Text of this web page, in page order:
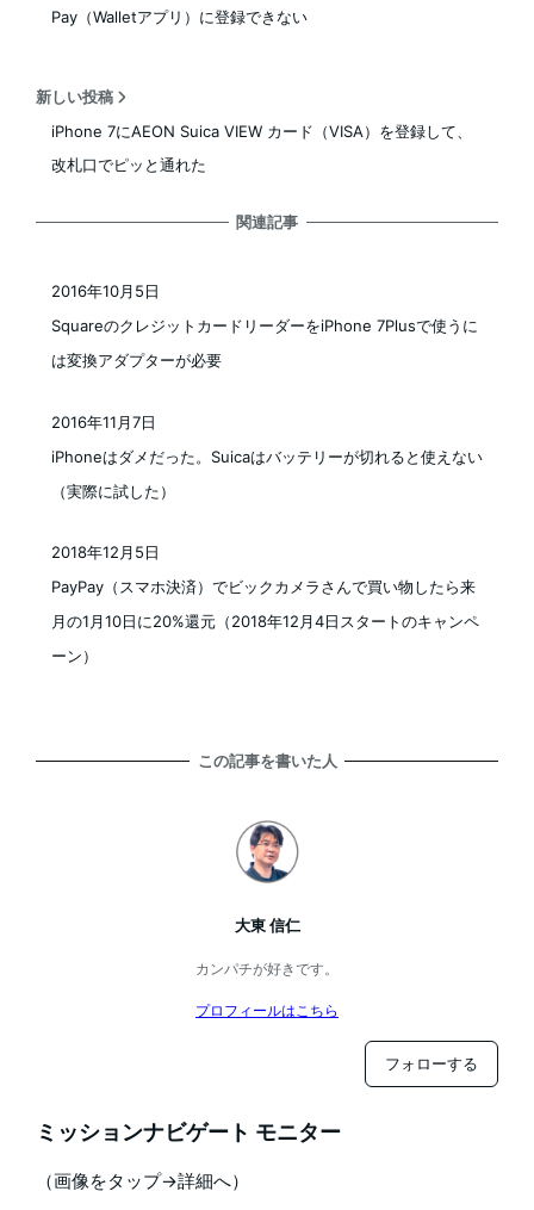
Pay（Walletアプリ）に登録できない
新しい投稿
iPhone 7にAEON Suica VIEW カード（VISA）を登録して、
改札口でピッと通れた
関連記事
SquareのクレジットカードリーダーをiPhone 7Plusで使うに
は変換アダプターが必要
2016年10月5日
iPhoneはダメだった。Suicaはバッテリーが切れると使えない
（実際に試した）
投稿日
2016年11月7日
PayPay（スマホ決済）でビックカメラさんで買い物したら来
月の1月10日に20%還元（2018年12月4日スタートのキャンペ
ーン）
2018年12月5日
この記事を書いた人
大東 信仁
カンパチが好きです。
プロフィールはこちら
フォローする
ミッションナビゲート モニター
（画像をタップ→詳細へ）